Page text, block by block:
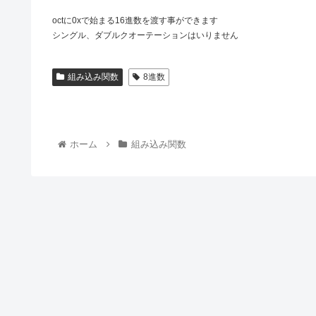
octに0xで始まる16進数を渡す事ができます
シングル、ダブルクオーテーションはいりません
組み込み関数 8進数
ホーム 組み込み関数